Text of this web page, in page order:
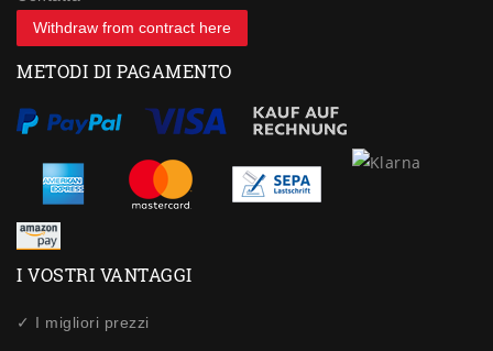
Withdraw from contract here
METODI DI PAGAMENTO
I VOSTRI VANTAGGI
✓ I migliori prezzi